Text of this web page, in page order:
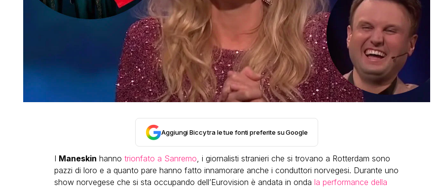
Aggiungi Biccy tra le tue fonti preferite su Google
I Maneskin hanno trionfato a Sanremo, i giornalisti stranieri che si trovano a Rotterdam sono
pazzi di loro e a quanto pare hanno fatto innamorare anche i conduttori norvegesi. Durante uno
show norvegese che si sta occupando dell’Eurovision è andata in onda la performance della